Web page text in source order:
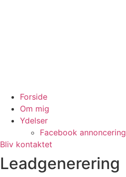
Forside
Om mig
Ydelser
Facebook annoncering
Bliv kontaktet
Leadgenerering